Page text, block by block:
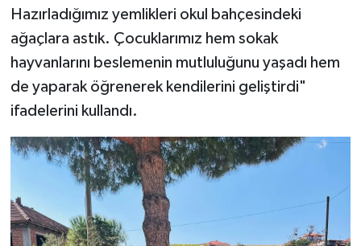
Hazırladığımız yemlikleri okul bahçesindeki
ağaçlara astık. Çocuklarımız hem sokak
hayvanlarını beslemenin mutluluğunu yaşadı hem
de yaparak öğrenerek kendilerini geliştirdi"
ifadelerini kullandı.